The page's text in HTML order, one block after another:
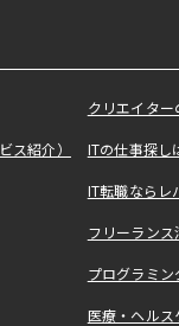
クリエイタ
ス紹介） ITの仕事探
IT転職なら
フリーラン
プログラミ
医療・ヘル